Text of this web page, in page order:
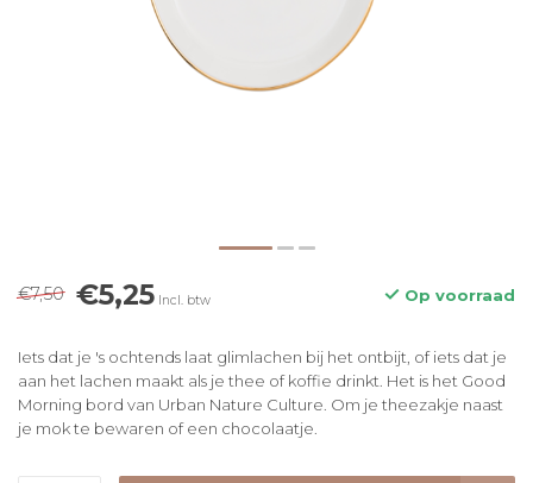
€7,50 €5,25 Incl. btw Op voorraad
Iets dat je 's ochtends laat glimlachen bij het ontbijt, of iets dat je
aan het lachen maakt als je thee of koffie drinkt. Het is het Good
Morning bord van Urban Nature Culture. Om je theezakje naast
je mok te bewaren of een chocolaatje.